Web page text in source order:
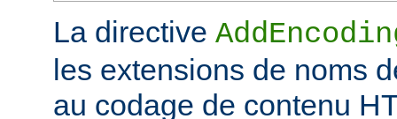
La directive
les extensions de noms
au codage de contenu